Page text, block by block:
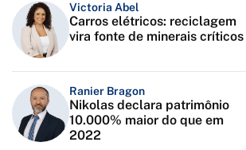
Victoria Abel
Carros elétricos: reciclagem
vira fonte de minerais críticos
Ranier Bragon
Nikolas declara patrimônio
10.000% maior do que em
2022